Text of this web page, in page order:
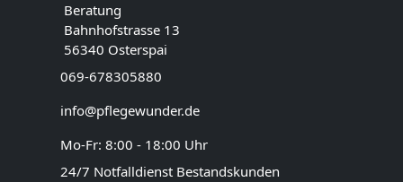
Beratung
Bahnhofstrasse 13
56340 Osterspai
069-678305880
info@pflegewunder.de
Mo-Fr: 8:00 - 18:00 Uhr
24/7 Notfalldienst Bestandskunden